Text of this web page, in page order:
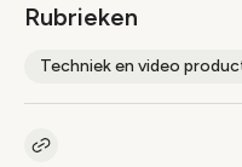
Rubrieken
Techniek en video
Kopieer link naar artikel